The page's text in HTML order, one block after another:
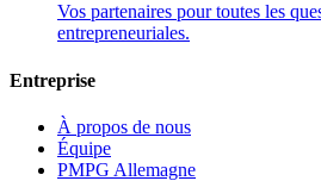
Vos partenaires pour toutes les
entrepreneuriales.
Entreprise
À propos de nous
Équipe
PMPG Allemagne